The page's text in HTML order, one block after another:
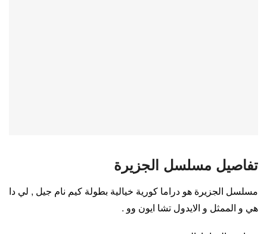
تفاصيل مسلسل الجزيرة
مسلسل الجزيرة هو دراما كورية خيالية بطولة كيم نام جيل , لي دا
هي و الممثل و الايدول تشا ايون وو .